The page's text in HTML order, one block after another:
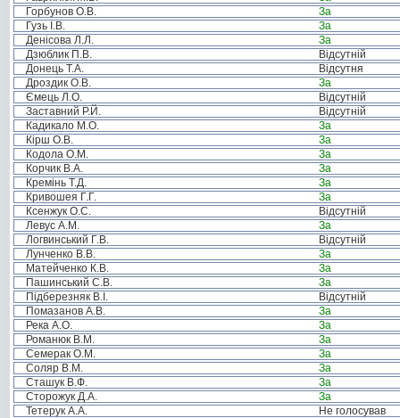
Горбунов О.В.
За
Гузь І.В.
За
Денісова Л.Л.
За
Дзюблик П.В.
Відсутній
Донець Т.А.
Відсутня
Дроздик О.В.
За
Ємець Л.О.
Відсутній
Заставний Р.Й.
Відсутній
Кадикало М.О.
За
Кірш О.В.
За
Кодола О.М.
За
Корчик В.А.
За
Кремінь Т.Д.
За
Кривошея Г.Г.
За
Ксенжук О.С.
Відсутній
Левус А.М.
За
Логвинський Г.В.
Відсутній
Лунченко В.В.
За
Матейченко К.В.
За
Пашинський С.В.
За
Підберезняк В.І.
Відсутній
Помазанов А.В.
За
Река А.О.
За
Романюк В.М.
За
Семерак О.М.
За
Соляр В.М.
За
Сташук В.Ф.
За
Сторожук Д.А.
За
Тетерук А.А.
Не голосував